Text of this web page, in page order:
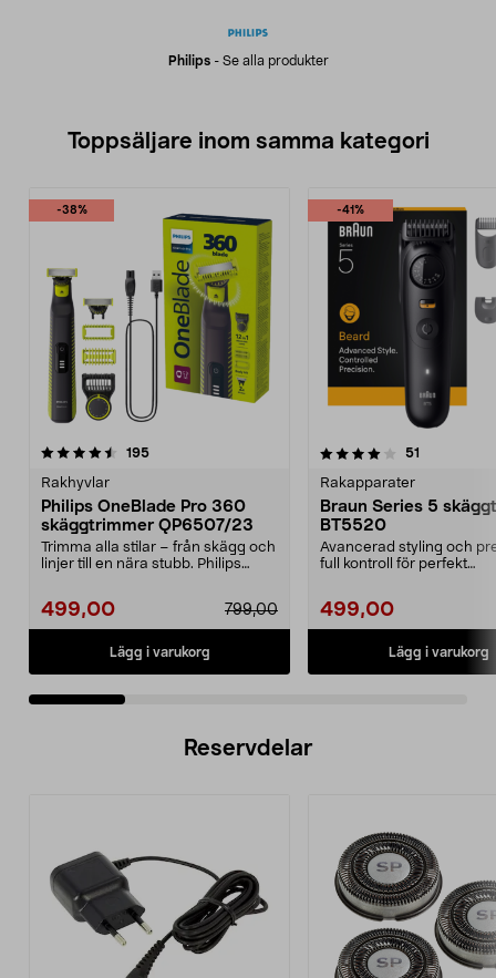
Philips- Se alla produkter
Toppsäljare inom samma kategori
-38%
195recensioner
Rakhyvlar
Philips OneBlade Pro 360
skäggtrimmer QP6507/23
Trimma alla stilar – från skägg och
linjer till en nära stubb. Philips
499,00 799,00
Lägg i varukorg
-41%
4.0 av 5 stjärnor 51
Rakapparater
Braun Series 5
BT5520
Avancerad styling och
full kontroll för perfekt
499,00
Lägg i varukorg
4.0 av 5 stjärnor
Reservdelar